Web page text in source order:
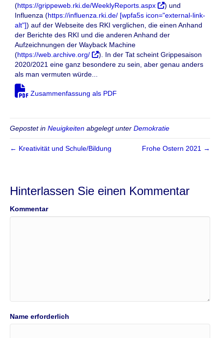
(https://grippeweb.rki.de/WeeklyReports.aspx
) und
Influenza (https://influenza.rki.de/ [wpfa5s icon="external-link-
alt"]) auf der Webseite des RKI verglichen, die einen Anhand
der Berichte des RKI und die anderen Anhand der
Aufzeichnungen der Wayback Machine
(https://web.archive.org/
). In der Tat scheint Grippesaison
2020/2021 eine ganz besondere zu sein, aber genau anders
als man vermuten würde...
Zusammenfassung als PDF
Gepostet in Neuigkeiten abgelegt unter Demokratie
← Kreativität und Schule/Bildung Frohe Ostern 2021 →
Hinterlassen Sie einen Kommentar
Kommentar
Name erforderlich